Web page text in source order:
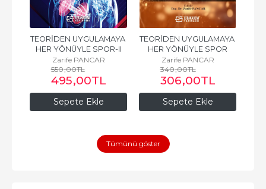
Sepete Ekle
TEORİDEN UYGULAMAYA
HER YÖNÜYLE SPOR-II
Zarife PANCAR
550,00TL
495,00TL
Sepete Ekle
TEORİDEN UYGULAMAYA
HER YÖNÜYLE SPOR
Zarife PANCAR
340,00TL
306,00TL
Tümünü göster